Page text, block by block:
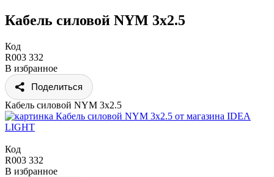
Кабель силовой NYM 3x2.5
Код
R003 332
В избранное
Поделиться
Кабель силовой NYM 3x2.5
Код
R003 332
В избранное